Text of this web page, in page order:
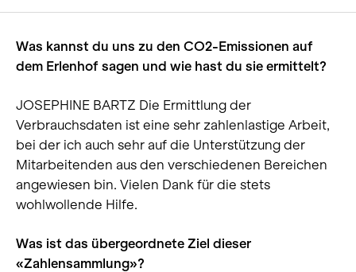
Was kannst du uns zu den CO2-Emissionen auf
dem Erlenhof sagen und wie hast du sie ermittelt?
JOSEPHINE BARTZ Die Ermittlung der
Verbrauchsdaten ist eine sehr zahlenlastige Arbeit,
bei der ich auch sehr auf die Unterstützung der
Mitarbeitenden aus den verschiedenen Bereichen
angewiesen bin. Vielen Dank für die stets
wohlwollende Hilfe.
Was ist das übergeordnete Ziel dieser
«Zahlensammlung»?